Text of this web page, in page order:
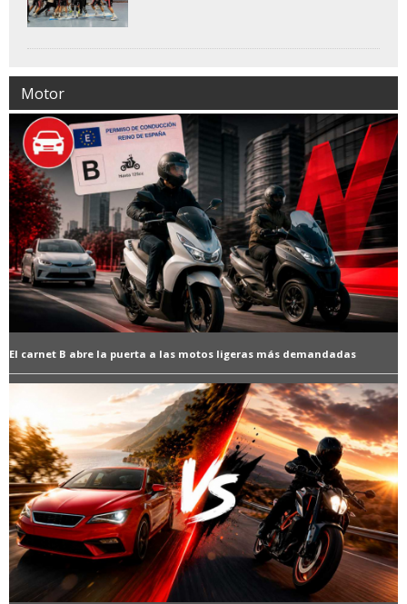
Motor
El carnet B abre la puerta a las motos ligeras más demandadas